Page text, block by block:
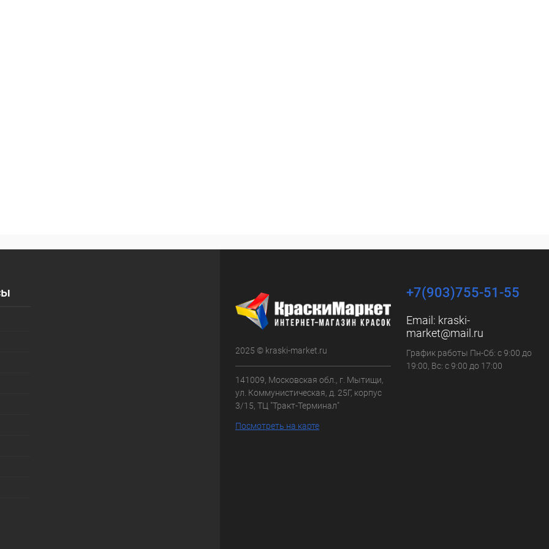
2025 © kraski-market.ru
141009, Московская обл., г. Мытищи,
ул. Коммунистическая, д. 25Г, корпус
3/15, ТЦ "Тракт-Терминал"
Посмотреть на карте
+7(903)755-51-55
Email: kraski-
market@mail.ru
График работы Пн-Сб: с 9:00 до
19:00, Вс: с 9:00 до 17:00